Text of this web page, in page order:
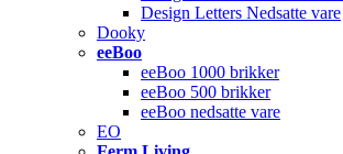
Design Letters Nedsatte vare
Dooky
eeBoo
eeBoo 1000 brikker
eeBoo 500 brikker
eeBoo nedsatte vare
EO